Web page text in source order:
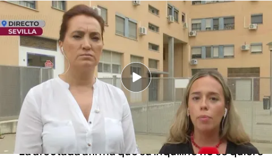
Hablamos con la afectada
En boca de todos
27 JUN 2024 - 14:22h.
Amparo denuncia en 'En boca de todos' que su
inquilino lleva años sin pagarle y le ha causado
una deuda de 30.000 euros
La afectada afirma que su inquilino no se quiere